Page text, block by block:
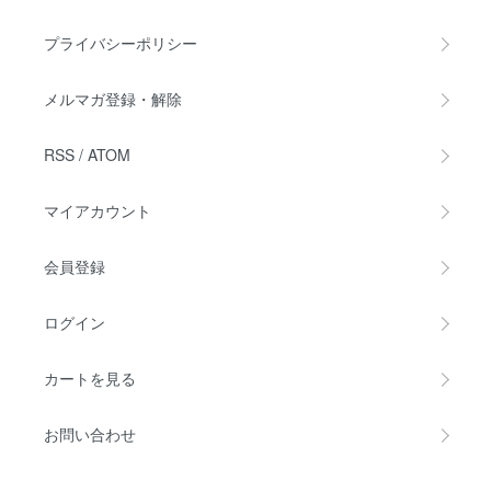
プライバシーポリシー
メルマガ登録・解除
RSS / ATOM
マイアカウント
会員登録
ログイン
カートを見る
お問い合わせ